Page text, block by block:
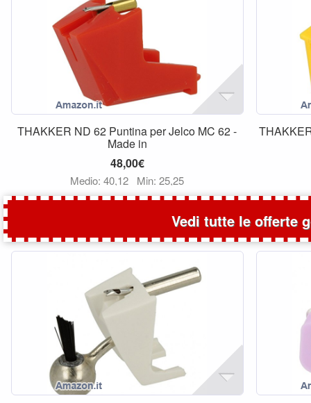
THAKKER ND 62 Puntina per Jelco MC 62 -
Made in
48,00€
Medio: 40,12 Min: 25,25
Vedi tutte le offerte